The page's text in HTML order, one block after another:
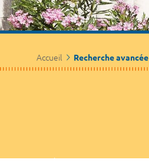
Accueil Recherche avancée